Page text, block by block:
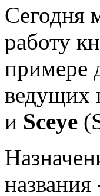
Сегодня
работу
примере
ведущих
и Sceye